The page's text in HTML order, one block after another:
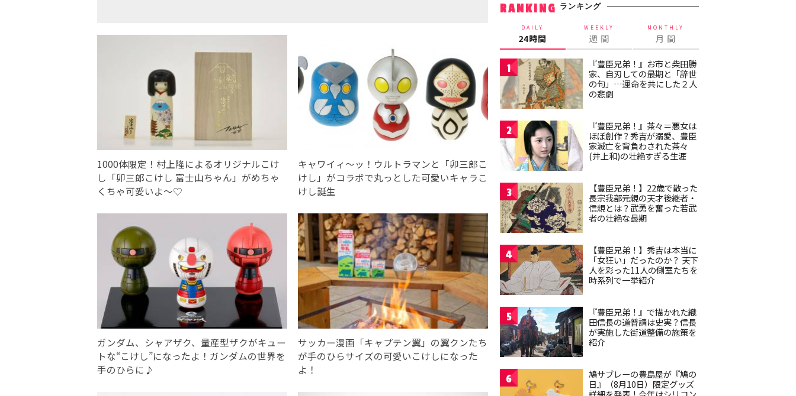
1000体限定！村上隆によるオリジナルこけ
し「卯三郎こけし 富士山ちゃん」がめちゃ
くちゃ可愛いよ〜♡
キャワイィ〜ッ！ウルトラマンと「卯三郎こ
けし」がコラボで丸っとした可愛いキャラこ
けし誕生
ガンダム、シャアザク、量産型ザクがキュー
トな“こけし”になったよ！ガンダムの世界を
手のひらに♪
サッカー漫画「キャプテン翼」の翼クンたち
が手のひらサイズの可愛いこけしになった
よ！
RANKING ランキング
DAILY
24時間
WEEKLY
週 間
MONTHLY
月 間
1
『豊臣兄弟！』お市と柴田勝
家、自刃しての最期と「辞世
の句」…運命を共にした２人
の悲劇
2
『豊臣兄弟！』茶々＝悪女は
ほぼ創作？秀吉が溺愛、豊臣
家滅亡を背負わされた茶々
(井上和)の壮絶すぎる生涯
3
【豊臣兄弟！】22歳で散った
長宗我部元親の天才後継者・
信親とは？武勇を奮った若武
者の壮絶な最期
4
【豊臣兄弟！】秀吉は本当に
「女狂い」だったのか？ 天下
人を彩った11人の側室たちを
時系列で一挙紹介
5
『豊臣兄弟！』で描かれた織
田信長の道普請は史実？信長
が実施した街道整備の施策を
紹介
6
鳩サブレーの豊島屋が『鳩の
日』（8月10日）限定グッズ